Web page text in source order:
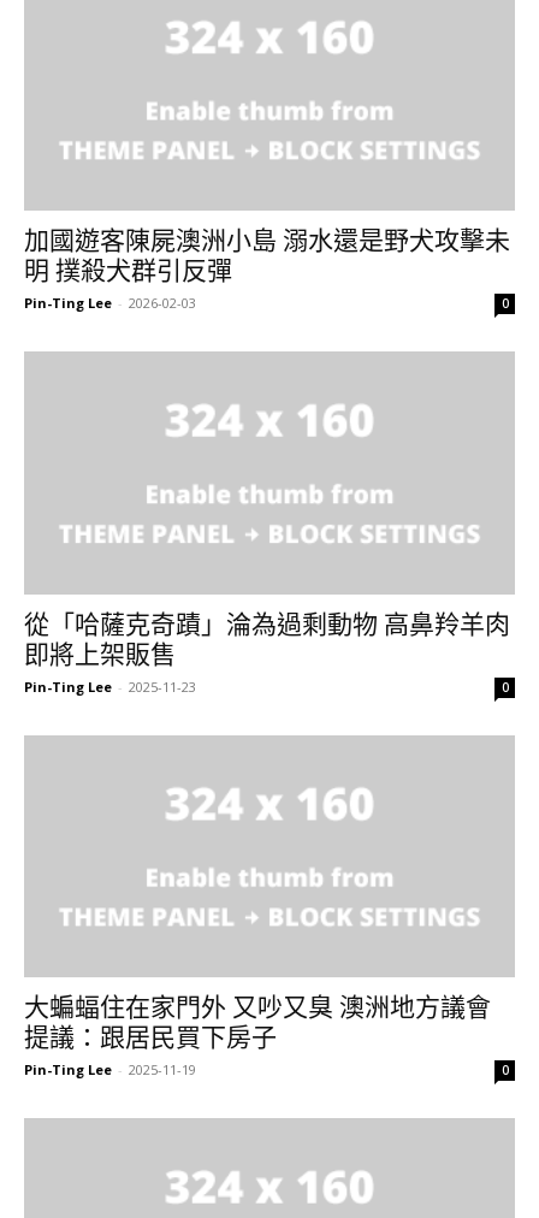
加國遊客陳屍澳洲小島 溺水還是野犬攻擊未
明 撲殺犬群引反彈
Pin-Ting Lee - 2026-02-03 0
從「哈薩克奇蹟」淪為過剩動物 高鼻羚羊肉
即將上架販售
Pin-Ting Lee - 2025-11-23 0
大蝙蝠住在家門外 又吵又臭 澳洲地方議會
提議：跟居民買下房子
Pin-Ting Lee - 2025-11-19 0